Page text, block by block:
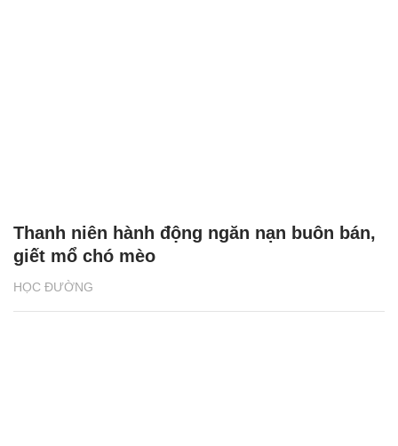
HỌC ĐƯỜNG
Thanh niên hành động ngăn nạn buôn bán,
giết mổ chó mèo